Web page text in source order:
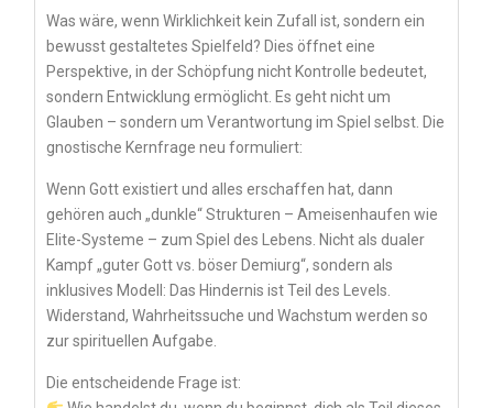
Was wäre, wenn Wirklichkeit kein Zufall ist, sondern ein
bewusst gestaltetes Spielfeld? Dies öffnet eine
Perspektive, in der Schöpfung nicht Kontrolle bedeutet,
sondern Entwicklung ermöglicht. Es geht nicht um
Glauben – sondern um Verantwortung im Spiel selbst. Die
gnostische Kernfrage neu formuliert:
Wenn Gott existiert und alles erschaffen hat, dann
gehören auch „dunkle“ Strukturen – Ameisenhaufen wie
Elite-Systeme – zum Spiel des Lebens. Nicht als dualer
Kampf „guter Gott vs. böser Demiurg“, sondern als
inklusives Modell: Das Hindernis ist Teil des Levels.
Widerstand, Wahrheitssuche und Wachstum werden so
zur spirituellen Aufgabe.
Die entscheidende Frage ist: